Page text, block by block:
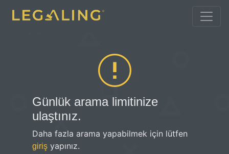
Günlük arama limitinize
ulaştınız.
Daha fazla arama yapabilmek için lütfen
giriş yapınız.